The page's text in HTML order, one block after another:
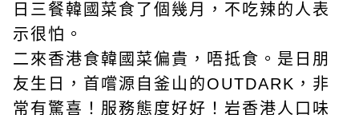
日三餐韓國菜食了個幾月，不吃辣的人表
示很怕。
二來香港食韓國菜偏貴，唔抵食。是日朋
友生日，首嚐源自釜山的OUTDARK，非
常有驚喜！服務態度好好！岩香港人口味